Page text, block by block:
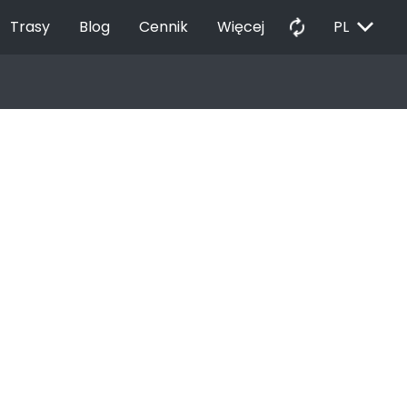
Trasy Blog Cennik Więcej autorenew PL EXPAND_MORE